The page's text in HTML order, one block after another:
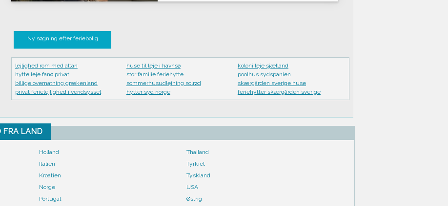
Ny søgning efter feriebolig
lejlighed rom med altan
hytte leje fanø privat
billige overnatning grækenland
privat ferielejlighed i vendsyssel
huse til leje i havnsø
stor familie feriehytte
sommerhusudlejning solrød
hytter syd norge
koloni leje sjælland
poolhus sydspanien
skærgården sverige huse
feriehytter skærgården sverige
FRA LAND
Holland
Italien
Kroatien
Norge
Portugal
Thailand
Tyrkiet
Tyskland
USA
Østrig